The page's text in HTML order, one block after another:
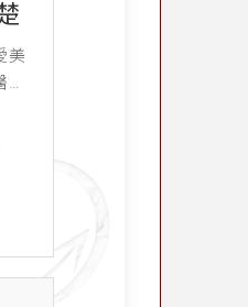
美